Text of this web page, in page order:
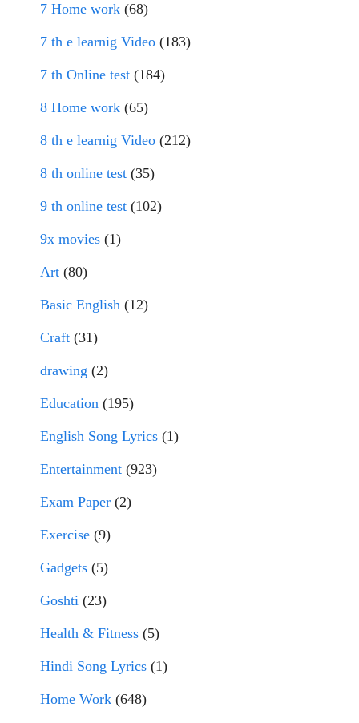
7 Home work (68)
7 th e learnig Video (183)
7 th Online test (184)
8 Home work (65)
8 th e learnig Video (212)
8 th online test (35)
9 th online test (102)
9x movies (1)
Art (80)
Basic English (12)
Craft (31)
drawing (2)
Education (195)
English Song Lyrics (1)
Entertainment (923)
Exam Paper (2)
Exercise (9)
Gadgets (5)
Goshti (23)
Health & Fitness (5)
Hindi Song Lyrics (1)
Home Work (648)